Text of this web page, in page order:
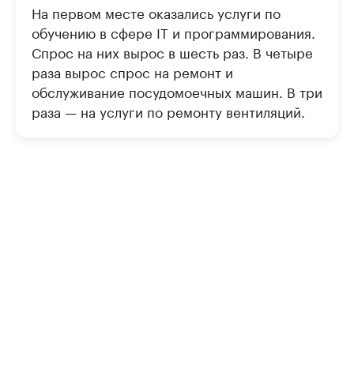
На первом месте оказались услуги по
обучению в сфере IT и программирования.
Спрос на них вырос в шесть раз. В четыре
раза вырос спрос на ремонт и
обслуживание посудомоечных машин. В три
раза — на услуги по ремонту вентиляций.